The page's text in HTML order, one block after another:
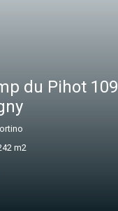
du Pihot 109
m2